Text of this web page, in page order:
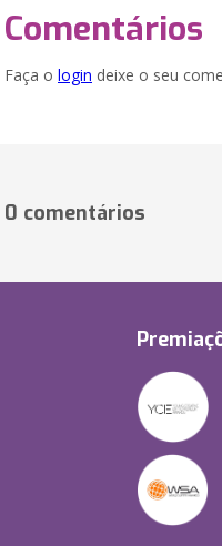
Comentários
Faça o login deixe o seu
0 comentários